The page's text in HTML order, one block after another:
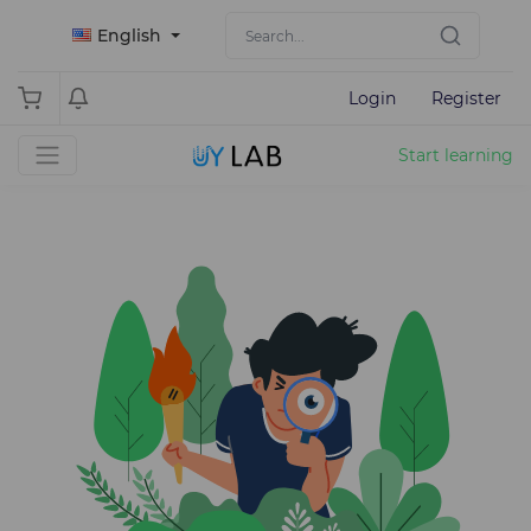
English
Login Register
Start learning